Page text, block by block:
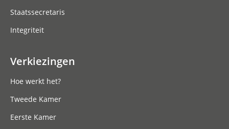
Staatssecretaris
Integriteit
Verkiezingen
Hoe werkt het?
Tweede Kamer
Eerste Kamer